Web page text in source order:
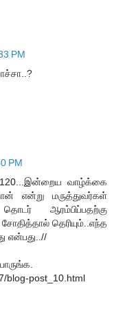
PM
PM
120...இன்றைய வாழ்க்கை
என்று மருத்துவர்கள்
ஆரம்பிப்பதற்கு
தெரியும்..எந்த
என்பது..//
blog-post_10.html